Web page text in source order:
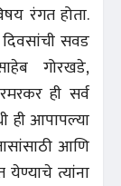
रंगत होता.
सवड
गोरखडे,
ही सर्व
ही आपापल्या
आणि
त्यांना